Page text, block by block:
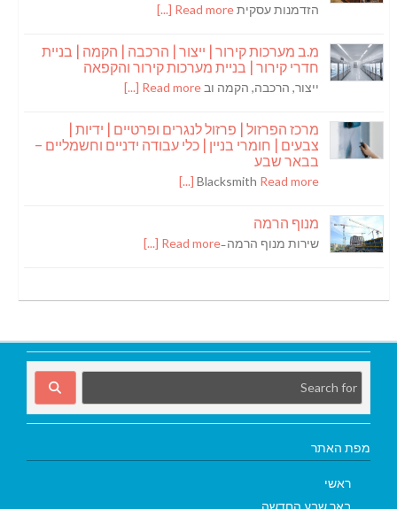
הזדמנות עסקיתRead more [...]
מ.ב מערכות קירור | ייצור | הרכבה | הקמה | בניית
חדרי קירור | בניית מערכות קירור והקפאה
ייצור, הרכבה, הקמה וב Read more [...]
מרכז הפרזול | פרזול לנגרים ופרטיים | ידיות |
צבעים | חומרי בניין | כלי עבודה ידניים וחשמליים –
בבאר שבע
Blacksmith Read more [...]
מנוף הרמה
שירות מנוף הרמה ̵Read more [...]
מפת האתר
ראשי
באר שבע החדשה